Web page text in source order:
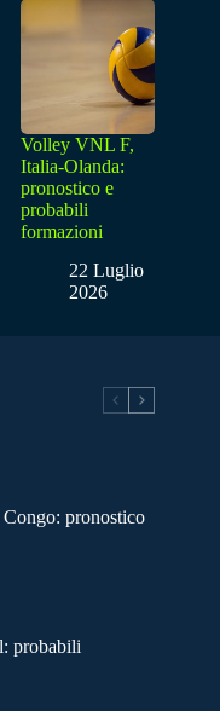
Volley VNL F,
Italia-Olanda:
pronostico e
probabili
formazioni
22 Luglio
2026
pronostico
probabili